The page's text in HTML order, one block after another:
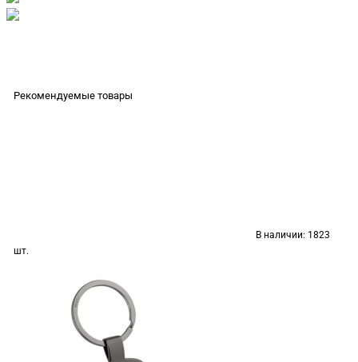
Рекомендуемые товары
В наличии: 1823
шт.